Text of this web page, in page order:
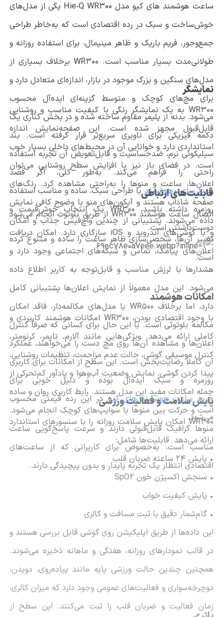
ساعت هوشمند های کیو مدل Hie‑Q WR300 یکی از مدل‌های
خوش‌ساخت و سبک در رده اقتصادی است که به‌خاطر طراحی
جمع‌وجور، فریم باریک و ظاهر مینیمال، برای استفاده روزانه و
طولانی‌مدت بسیار مناسب است. WR300 برخلاف بسیاری از
مدل‌های سنگین و بزرگ موجود در بازار، اندازه‌ای متعادل دارد و
برای مچ‌های کوچک و متوسط گزینه‌ای ایده‌آل محسوب
می‌شود. بدنه از پلیمر مقاوم ساخته شده و در بخش کناری یک
دکمه فیزیکی برای ناوبری سریع‌تر قرار گرفته است. بند
سیلیکونی نرم، ضد‌حساسیت و قابل‌تعویض آن تجربه استفاده
راحتی را فراهم می‌کند. به‌طور کلی، اگر قصد
خرید ساعت هوشمندبا طراحی سبک، ساده و مناسب استفاده
روزمره داشته باشید، WR300 یک انتخاب خوش‌قیمت و
دوست‌داشتنی است.
نمایشگر
WR300 به یک نمایشگر رنگی با کیفیت مناسب و روشنایی
قابل‌قبول مجهز شده است. این صفحه‌نمایش اندازه
استانداردی دارد و خوانایی آن در محیط‌های داخلی بسیار خوب
است. در فضای باز نیز با افزایش سطح روشنایی می‌توان
اعلان‌ها، ساعت و منوها را به‌راحتی مشاهده کرد. رنگ‌های
صفحه شاداب هستند و آیکون‌های منو با وضوح کافی نمایش
داده می‌شوند. پشتیبانی از چندین واچ‌فیس جذاب و امکان
تغییر آن‌ها، شخصی‌سازی ظاهر ساعت را ساده و متنوع کرده
است.
قابلیت‌های ارتباطی
اتصال ساعت هوشمند WR300 از طریق بلوتوث انجام می‌شود
و با گوشی‌های اندروید و iOS سازگاری دارد. امکان دریافت
اعلان‌های پیامک، تماس و شبکه‌های اجتماعی وجود دارد و
هشدارها با لرزش مناسب و قابل‌توجه به کاربر اطلاع داده
می‌شود. این مدل معمولاً از نمایش اعلان‌ها پشتیبانی کامل
دارد، اما برخلاف WR500 یا مدل‌های مکالمه‌دار، فاقد امکان
مکالمه بلوتوثی است. با این حال برای کسانی که صرفاً کنترل
اعلان‌ها و مشاهده آن‌ها روی مچ دست را می‌خواهند، عملکرد
آن کاملاً رضایت‌بخش است. این سطح از امکانات برای کاربری
روزمره و سبک ایده‌آل بوده و دلیل خوبی برای
خرید ساعت هوشمند های کیودر این رده قیمتی محسوب
می‌شود.
امکانات هوشمند
با وجود اقتصادی بودن، WR300 امکانات هوشمند کاربردی و
کاملی ارائه می‌دهد. ویژگی‌هایی مانند آلارم، تایمر، کرنومتر،
کنترل موسیقی گوشی، حالت عدم مزاحمت، تنظیمات روشنایی،
پیدا کردن گوشی، نمایش وضعیت آب‌وهوا و یادآور کم‌تحرکی از
جمله امکانات مفید این مدل هستند. رابط کاربری روان و ساده
است و حرکت بین منوها با سوایپ‌های کوچک انجام می‌شود.
منوها گرافیک قابل‌قبولی دارند و سرعت پاسخ‌گویی ساعت
مناسب است، به‌خصوص برای کاربرانی که از ساعت‌های
اقتصادی انتظار یک تجربه پایدار و بدون پیچیدگی دارند.
پایش سلامت و فعالیت ورزشی
WR300 امکان پایش سلامت روزانه را با سنسورهای استاندارد
ارائه می‌دهد. قابلیت‌ها شامل:
• پایش 24 ساعته ضربان قلب
• سنجش اکسیژن خون SpO2
• پایش کیفیت خواب
• گام‌شمار دقیق با ثبت مسافت و کالری
این داده‌ها از طریق اپلیکیشن روی گوشی قابل بررسی هستند و
در قالب نمودارهای روزانه، هفتگی و ماهانه ذخیره می‌شوند.
همچنین چندین حالت ورزشی پایه مانند پیاده‌روی، دویدن،
دوچرخه‌سواری و فعالیت‌های عمومی وجود دارد که میزان کالری،
زمان فعالیت و ضربان قلب را ثبت می‌کنند. این سطح از